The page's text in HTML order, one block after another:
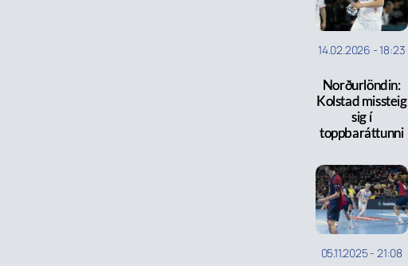
14.02.2026 -18:23
Norðurlöndin:
Kolstad missteig
sig í
toppbaráttunni
05.11.2025- 21:08